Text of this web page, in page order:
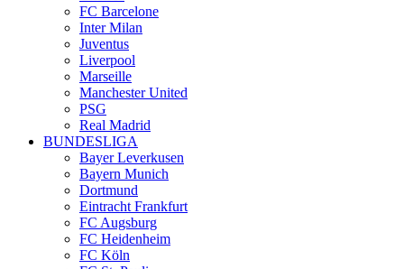
FC Barcelone
Inter Milan
Juventus
Liverpool
Marseille
Manchester United
PSG
Real Madrid
BUNDESLIGA
Bayer Leverkusen
Bayern Munich
Dortmund
Eintracht Frankfurt
FC Augsburg
FC Heidenheim
FC Köln